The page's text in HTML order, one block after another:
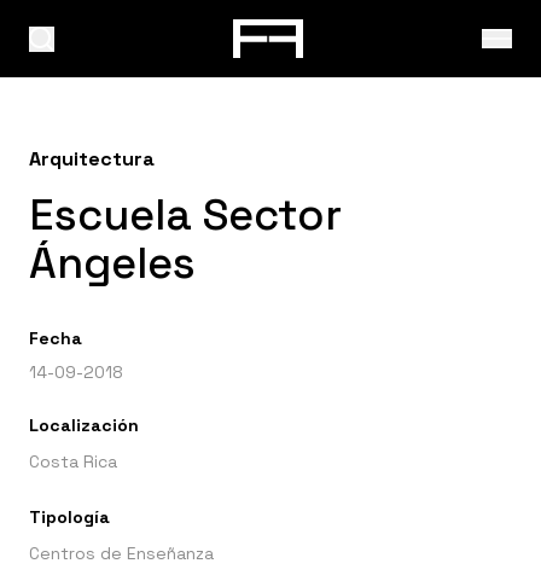
Arquitectura
Escuela Sector
Ángeles
Fecha
14-09-2018
Localización
Costa Rica
Tipología
Centros de Enseñanza